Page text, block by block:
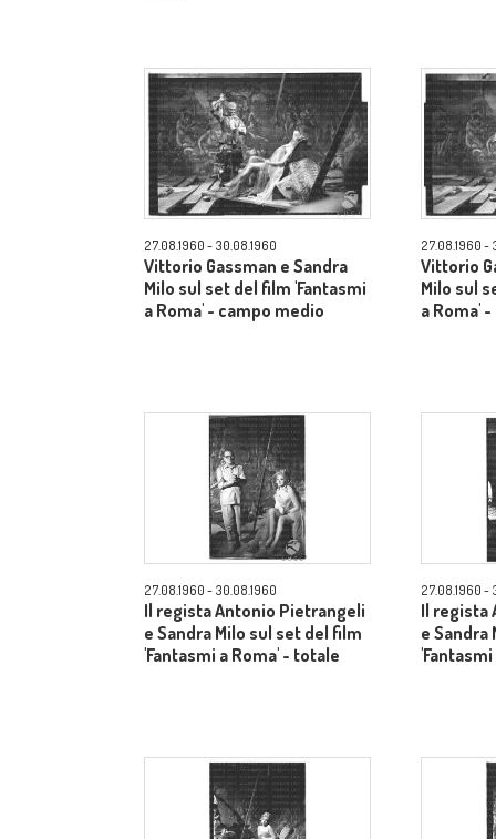
27.08.1960 - 30.08.1960
Vittorio Gassman e Sandra
Milo sul set del film 'Fantasmi
a Roma' - campo medio
27.08.1960 -
Vittorio
Milo sul
a Roma'
27.08.1960 - 30.08.1960
Il regista Antonio Pietrangeli
e Sandra Milo sul set del film
'Fantasmi a Roma' - totale
27.08.1960 -
Il regista
e Sandra